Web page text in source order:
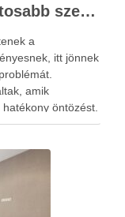
Miért töltenek be egyre fontosabb szerepet a locsolótömlők?
a
itt jönnek
amik
öntözést.
fejlődésére van